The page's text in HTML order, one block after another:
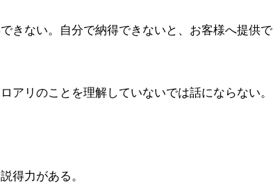
きない。自分で納得できないと、お客様へ提供で
アリのことを理解していないでは話にならない。
得力がある。